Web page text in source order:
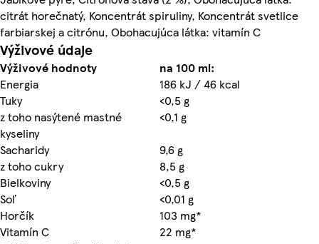
citrát horečnatý, Koncentrát spiruliny, Koncentrát svetlice
farbiarskej a citrónu, Obohacujúca látka: vitamín C
Výživové údaje
Výživové hodnoty
na 100 ml:
Energia
186 kJ / 46 kcal
Tuky
<0,5 g
z toho nasýtené mastné
kyseliny
<0,1 g
Sacharidy
9,6 g
z toho cukry
8,5 g
Bielkoviny
<0,5 g
Soľ
<0,01 g
Horčík
103 mg*
Vitamín C
22 mg*